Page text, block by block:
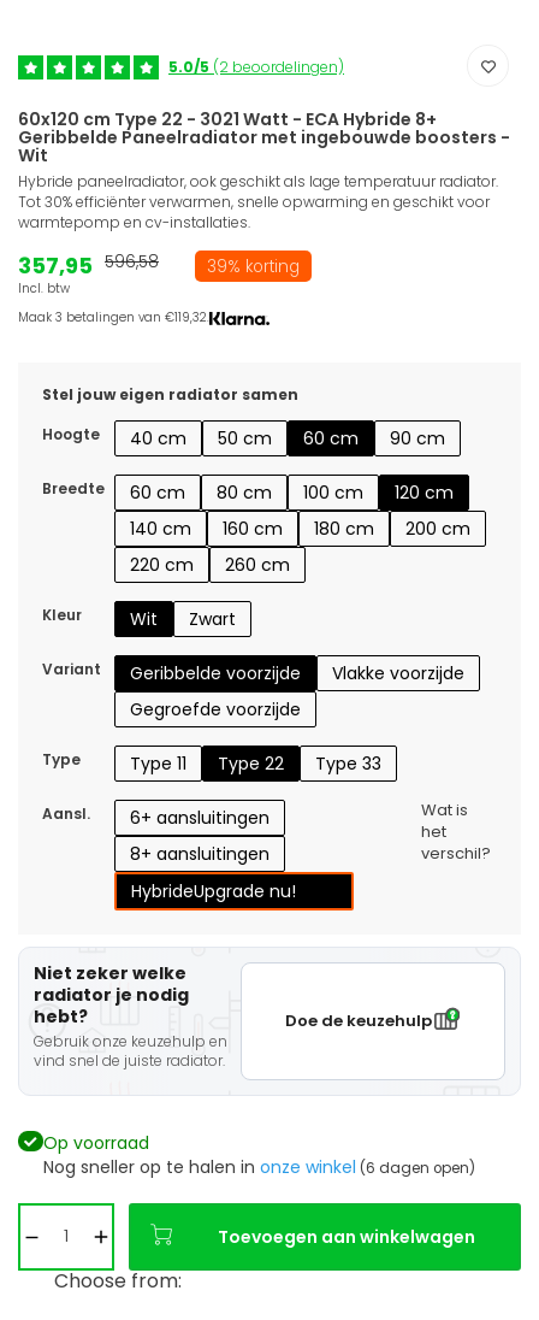
5.0/5 (2 beoordelingen)
60x120 cm Type 22 - 3021 Watt - ECA Hybride 8+
Geribbelde Paneelradiator met ingebouwde boosters -
Wit
Hybride paneelradiator, ook geschikt als lage temperatuur radiator.
Tot 30% efficiënter verwarmen, snelle opwarming en geschikt voor
warmtepomp en cv-installaties.
357,95
Incl. btw
596,58 39% korting
Maak 3 betalingen van €119,32.
Stel jouw eigen radiator samen
Hoogte
40 cm 50 cm 60 cm 90 cm
Breedte 60 cm 80 cm 100 cm
120 cm
140 cm
160 cm 180 cm
200 cm
220 cm
260 cm
Kleur Wit Zwart
Variant Geribbelde voorzijde
Vlakke voorzijde
Gegroefde voorzijde
Type Type 11 Type 22 Type 33
Aansl.
6+ aansluitingen
8+ aansluitingen
HybrideUpgrade nu!
Wat is
het
verschil?
Niet zeker welke
radiator je nodig
hebt?
Gebruik onze keuzehulp en
vind snel de juiste radiator.
Doe de keuzehulp
Op voorraad
Nog sneller op te halen in onze winkel (6 dagen open)
Toevoegen aan winkelwagen
Choose from: